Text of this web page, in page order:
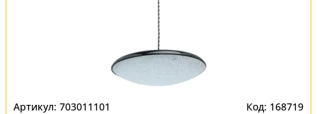
703011101 168719